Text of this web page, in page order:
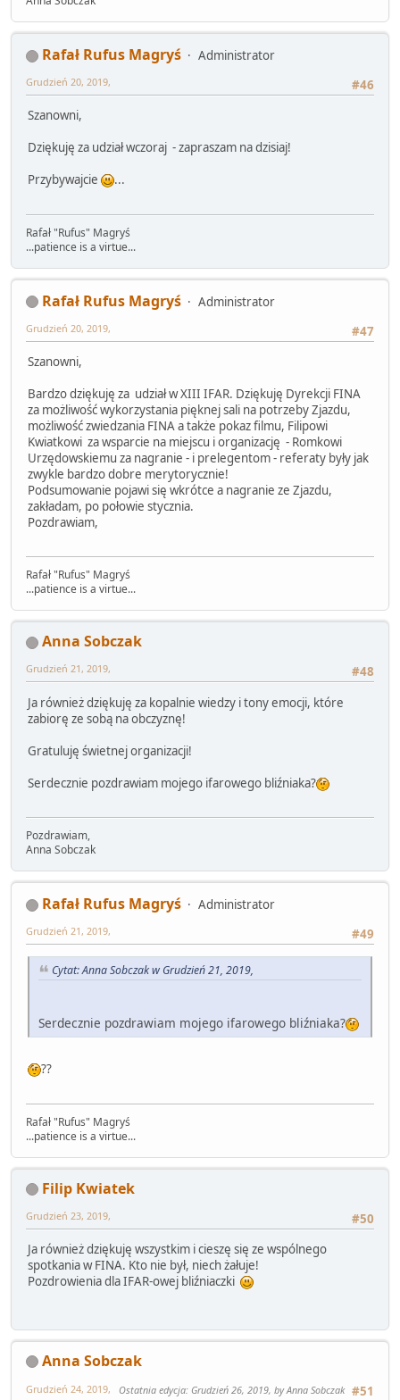
Rafał Rufus Magryś
Administrator
#46
Grudzień 20, 2019,
Szanowni,
Dziękuję za udział wczoraj - zapraszam na dzisiaj!
Przybywajcie
...
Rafał "Rufus" Magryś
...patience is a virtue...
Rafał Rufus Magryś
Administrator
#47
Grudzień 20, 2019,
Szanowni,
Bardzo dziękuję za udział w XIII IFAR. Dziękuję Dyrekcji FINA
za możliwość wykorzystania pięknej sali na potrzeby Zjazdu,
możliwość zwiedzania FINA a także pokaz filmu, Filipowi
Kwiatkowi za wsparcie na miejscu i organizację - Romkowi
Urzędowskiemu za nagranie - i prelegentom - referaty były jak
zwykle bardzo dobre merytorycznie!
Podsumowanie pojawi się wkrótce a nagranie ze Zjazdu,
zakładam, po połowie stycznia.
Pozdrawiam,
Rafał "Rufus" Magryś
...patience is a virtue...
Anna Sobczak
#48
Grudzień 21, 2019,
Ja również dziękuję za kopalnie wiedzy i tony emocji, które
zabiorę ze sobą na obczyznę!
Gratuluję świetnej organizacji!
Serdecznie pozdrawiam mojego ifarowego bliźniaka?
Pozdrawiam,
Anna Sobczak
Rafał Rufus Magryś
Administrator
#49
Grudzień 21, 2019,
Cytat: Anna Sobczak w Grudzień 21, 2019,
Serdecznie pozdrawiam mojego ifarowego bliźniaka?
??
Rafał "Rufus" Magryś
...patience is a virtue...
Filip Kwiatek
#50
Grudzień 23, 2019,
Ja również dziękuję wszystkim i cieszę się ze wspólnego
spotkania w FINA. Kto nie był, niech żałuje!
Pozdrowienia dla IFAR-owej bliźniaczki
Anna Sobczak
#51
Grudzień 24, 2019, Ostatnia edycja: Grudzień 26, 2019, by Anna Sobczak